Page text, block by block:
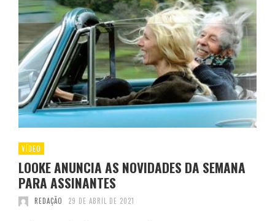
VÍDEO
LOOKE ANUNCIA AS NOVIDADES DA SEMANA
PARA ASSINANTES
REDAÇÃO 29 DE ABRIL DE 2021